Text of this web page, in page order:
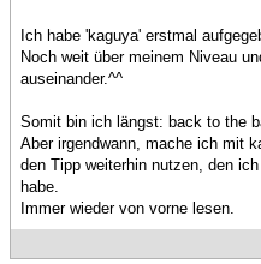
Ich habe 'kaguya' erstmal
Noch weit über meinem Niveau
auseinander.^^
Somit bin ich längst: back to the
Aber irgendwann, mache ich mit
den Tipp weiterhin nutzen, den
habe.
Immer wieder von vorne lesen.